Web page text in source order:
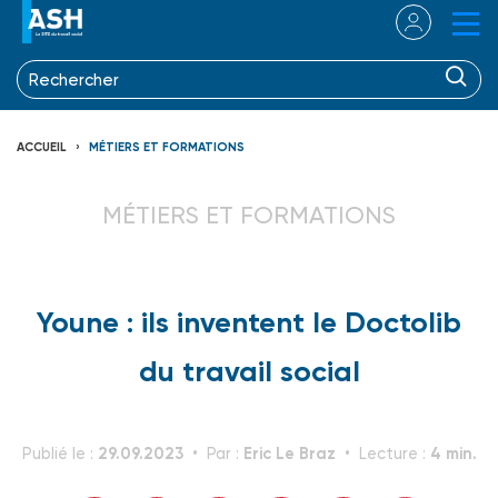
ACCUEIL MÉTIERS ET FORMATIONS
MÉTIERS ET FORMATIONS
Youne : ils inventent le Doctolib
du travail social
Publié le : 29.09.2023 Par : Eric Le Braz Lecture : 4 min.